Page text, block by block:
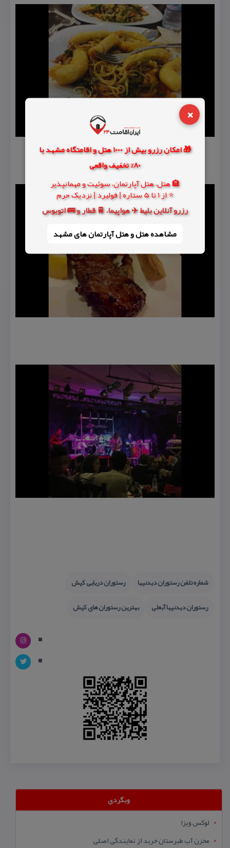
×
🎁 امکان رزرو بیش از 1000 هتل و اقامتگاه مشهد با
80% تخفیف واقعی
🏨 هتل، هتل آپارتمان، سوئیت و مهمانپذیر
⭐ از 1 تا 5 ستاره | فولبرد | نزدیک حرم
رزرو آنلاین بلیط ✈️ هواپیما، 🚆 قطار و 🚌 اتوبوس
مشاهده هتل و هتل‌ آپارتمان های مشهد
شماره تلفن رستوران دیدنیها
رستوران دریایی كیش
رستوران دیدنیها آبعلی
بهترین رستوران های كیش
وبگردی
لوکس ویزا
مخزن آب طبرستان خرید از نمایندگی اصلی